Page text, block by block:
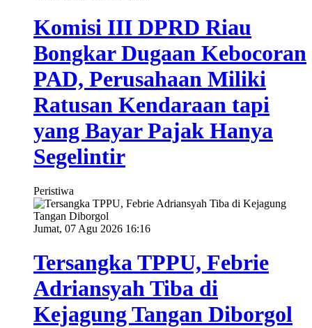
Komisi III DPRD Riau
Bongkar Dugaan Kebocoran
PAD, Perusahaan Miliki
Ratusan Kendaraan tapi
yang Bayar Pajak Hanya
Segelintir
Peristiwa
Jumat, 07 Agu 2026 16:16
Tersangka TPPU, Febrie
Adriansyah Tiba di
Kejagung Tangan Diborgol